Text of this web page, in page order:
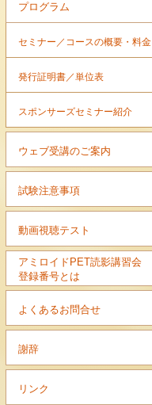
プログラム
セミナー／コースの概要・料金
発行証明書／単位表
スポンサーズセミナー紹介
ウェブ受講のご案内
試験注意事項
動画視聴テスト
アミロイドPET読影講習会
登録番号とは
よくあるお問合せ
謝辞
リンク